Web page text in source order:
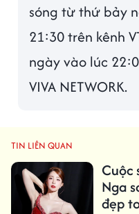
sóng từ thứ bảy
21:30 trên kênh
ngày vào lúc
VIVA NETWORK.
TIN LIÊN QUAN
Cuộc
Nga
đẹp